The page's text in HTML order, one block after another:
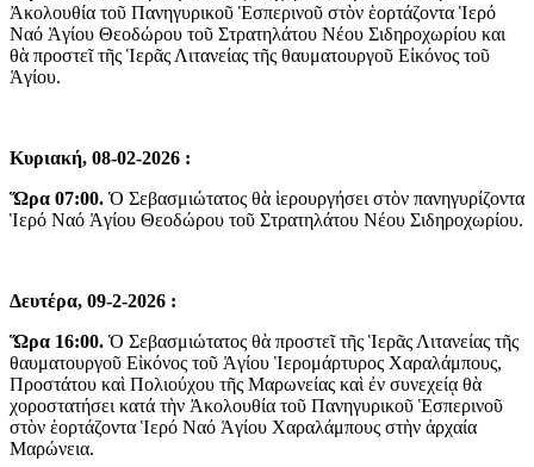
Ἀκολουθία τοῦ Πανηγυρικοῦ Ἑσπερινοῦ στὸν ἑορτάζοντα Ἱερό
Ναό Ἁγίου Θεοδώρου τοῦ Στρατηλάτου Νέου Σιδηροχωρίου και
θὰ προστεῖ τῆς Ἱερᾶς Λιτανείας τῆς θαυματουργοῦ Εἰκόνος τοῦ
Ἁγίου.
Κυριακή, 08-02-2026 :
Ὥρα 07:00. Ὁ Σεβασμιώτατος θὰ ἱερουργήσει στὸν πανηγυρίζοντα
Ἱερό Ναό Ἁγίου Θεοδώρου τοῦ Στρατηλάτου Νέου Σιδηροχωρίου.
Δευτέρα, 09-2-2026 :
Ὥρα 16:00. Ὁ Σεβασμιώτατος θὰ προστεῖ τῆς Ἱερᾶς Λιτανείας τῆς
θαυματουργοῦ Εἰκόνος τοῦ Ἁγίου Ἱερομάρτυρος Χαραλάμπους,
Προστάτου καὶ Πολιούχου τῆς Μαρωνείας καὶ ἐν συνεχείᾳ θὰ
χοροστατήσει κατά τὴν Ἀκολουθία τοῦ Πανηγυρικοῦ Ἑσπερινοῦ
στὸν ἑορτάζοντα Ἱερό Ναό Ἁγίου Χαραλάμπους στὴν ἀρχαία
Μαρώνεια.